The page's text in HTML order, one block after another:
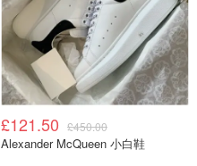
£121.50 £450.00
Alexander McQueen 小白鞋